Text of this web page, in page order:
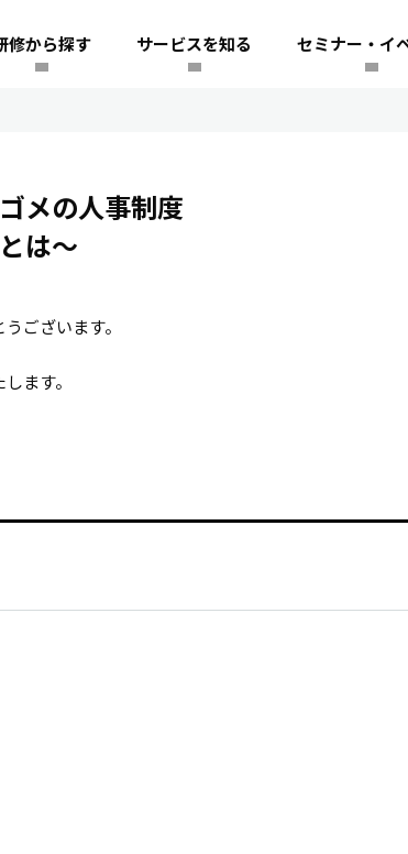
修から探す サービスを知る セミナー・イ
メの人事制度
は～
ございます。
ます。